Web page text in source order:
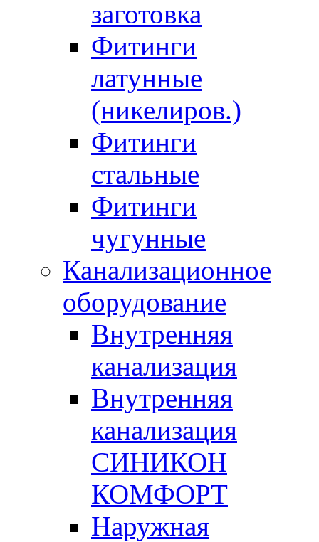
заготовка
Фитинги
латунные
(никелиров.)
Фитинги
стальные
Фитинги
чугунные
Канализационное
оборудование
Внутренняя
канализация
Внутренняя
канализация
СИНИКОН
КОМФОРТ
Наружная